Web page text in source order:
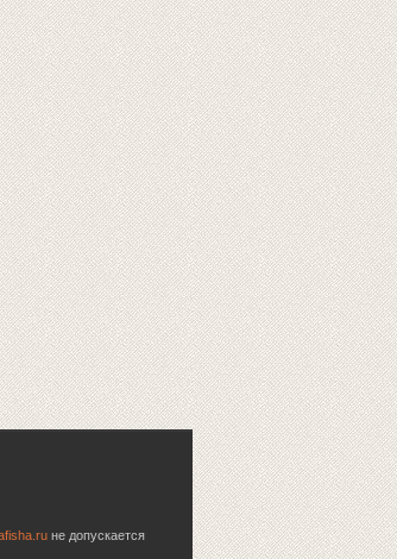
не допускается